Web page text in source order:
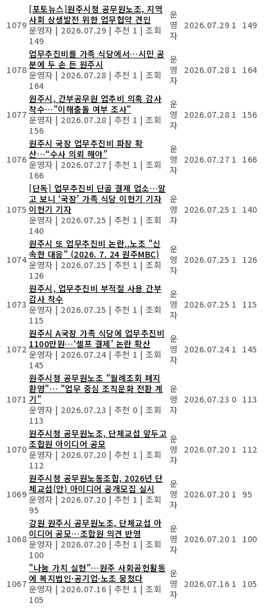
1079
[포토뉴스]원주시청 공무원노조, 지역
사회 상생발전 위한 업무협약 견인
운영자 | 2026.07.29 | 추천 1 | 조회
149
운
영
자
2026.07.29 1 149
1078
업무추진비를 가족 식당에서…시민 공
분에 두 손 든 원주시
운영자 | 2026.07.28 | 추천 1 | 조회
164
운
영
자
2026.07.28 1 164
1077
원주시, 간부공무원 업추비 의혹 감사
착수…"이해충돌 여부 조사"
운영자 | 2026.07.28 | 추천 1 | 조회
156
운
영
자
2026.07.28 1 156
1076
원주시 국장 업무추진비 파장 확
산…“수사 의뢰 해야”
운영자 | 2026.07.27 | 추천 1 | 조회
166
운
영
자
2026.07.27 1 166
1075
[단독] 업무추진비 단골 결제 업소…알
고 보니 ‘국장’ 가족 식당 이현기 기자
이현기 기자
운영자 | 2026.07.25 | 추천 1 | 조회
140
운
영
자
2026.07.25 1 140
1074
원주시 또 업무추진비 논란..노조 "신
속한 대응" (2026. 7. 24 원주MBC)
운영자 | 2026.07.25 | 추천 1 | 조회
126
운
영
자
2026.07.25 1 126
1073
원주시, 업무추진비 부적절 사용 간부
감사 착수
운영자 | 2026.07.25 | 추천 1 | 조회
115
운
영
자
2026.07.25 1 115
1072
원주시 A국장 가족 식당에 업무추진비
1100만원…‘셀프 결제’ 논란 확산
운영자 | 2026.07.24 | 추천 1 | 조회
145
운
영
자
2026.07.24 1 145
1071
원주시청 공무원노조 "월례조회 폐지
환영"… "업무 중심 조직문화 전환 계
기"
운영자 | 2026.07.23 | 추천 0 | 조회
113
운
영
자
2026.07.23 0 113
1070
원주시청 공무원노조, 단체교섭 앞두고
조합원 아이디어 공모
운영자 | 2026.07.20 | 추천 1 | 조회
112
운
영
자
2026.07.20 1 112
1069
원주시청 공무원노동조합, 2026년 단
체교섭(안) 아이디어 공개모집 실시
운영자 | 2026.07.20 | 추천 1 | 조회
95
운
영
자
2026.07.20 1 95
1068
강원 원주시 공무원노조, 단체교섭 아
이디어 공모…조합원 의견 반영
운영자 | 2026.07.20 | 추천 1 | 조회
100
운
영
자
2026.07.20 1 100
1067
"나눔 가치 실현"…원주 사회공헌활동
에 복지법인·공기업·노조 뭉쳤다
운영자 | 2026.07.16 | 추천 1 | 조회
105
운
영
자
2026.07.16 1 105